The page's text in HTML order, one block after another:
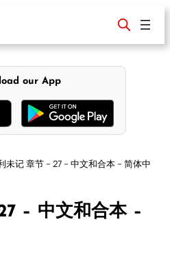
our App
未记 章节 – 27 – 中文和合本 – 简体中
– 中文和合本 –